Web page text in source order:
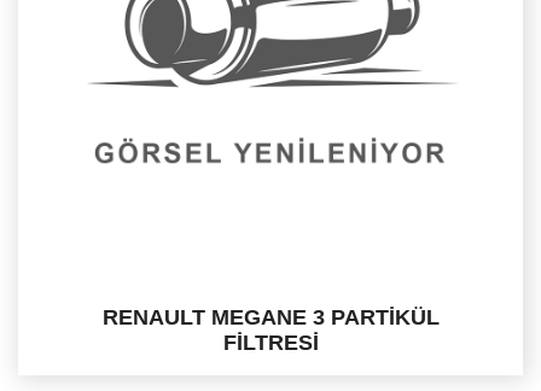
RENAULT MEGANE 3 PARTİKÜL
FİLTRESİ